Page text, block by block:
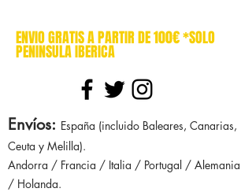
ENVIO GRATIS A PARTIR DE 100€ *SOLO
PENINSULA IBERICA
Envíos: España (incluido Baleares, Canarias,
Ceuta y Melilla).
Andorra / Francia / Italia / Portugal / Alemania
/ Holanda.